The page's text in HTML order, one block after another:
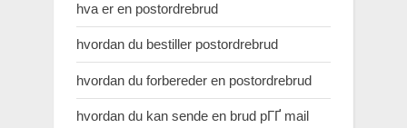
hva er en postordrebrud
hvordan du bestiller postordrebrud
hvordan du forbereder en postordrebrud
hvordan du kan sende en brud pГҐ mail